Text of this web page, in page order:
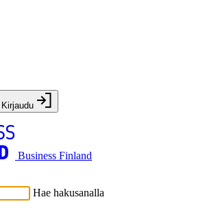
Kirjaudu
Business Finland
Hae hakusanalla